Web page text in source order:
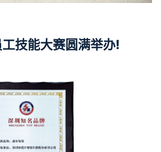
技能大赛圆满举办!